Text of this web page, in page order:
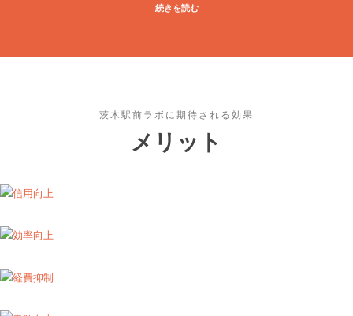
続きを読む
茨木駅前ラボに期待される効果
メリット